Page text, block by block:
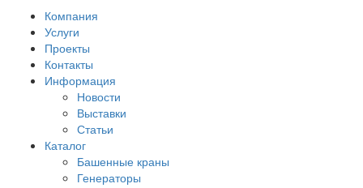
Компания
Услуги
Проекты
Контакты
Информация
Новости
Выставки
Статьи
Каталог
Башенные краны
Генераторы